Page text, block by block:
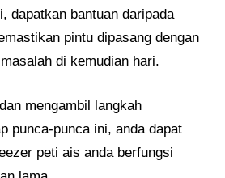
dapatkan bantuan daripada
pintu dipasang dengan
di kemudian hari.
mengambil langkah
punca-punca ini, anda dapat
peti ais anda berfungsi